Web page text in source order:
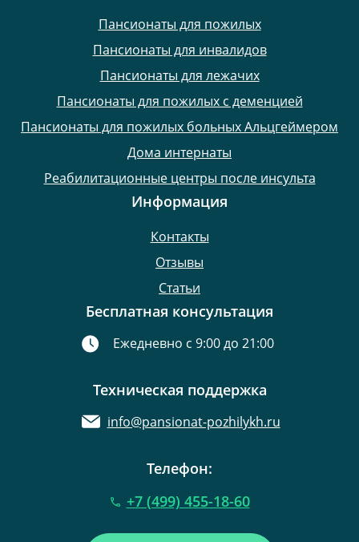
Пансионаты для пожилых
Пансионаты для инвалидов
Пансионаты для лежачих
Пансионаты для пожилых с деменцией
Пансионаты для пожилых больных Альцгеймером
Дома интернаты
Реабилитационные центры после инсульта
Информация
Контакты
Отзывы
Статьи
Бесплатная консультация
Ежедневно с 9:00 до 21:00
Техническая поддержка
info@pansionat-pozhilykh.ru
Телефон:
+7 (499) 455-18-60